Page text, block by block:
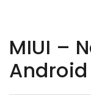
MIUI –